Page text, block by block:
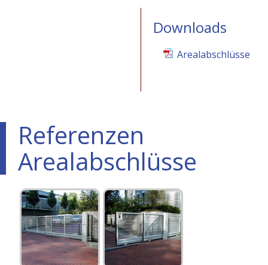
Downloads
Arealabschlüsse
Referenzen
Arealabschlüsse